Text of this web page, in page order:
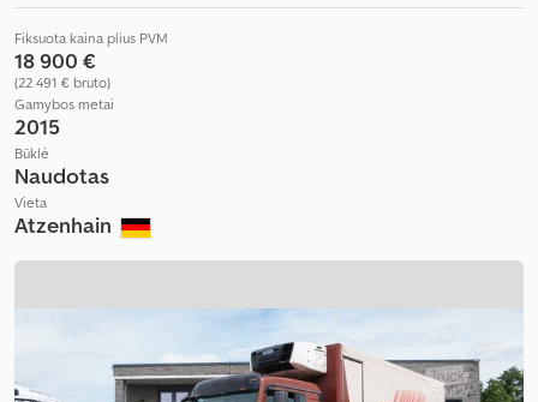
Fiksuota kaina plius PVM
18 900 €
(22 491 € bruto)
Gamybos metai
2015
Būklė
Naudotas
Vieta
Atzenhain